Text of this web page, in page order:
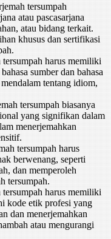
tersumpah
atau pascasarjana
atau bidang terkait.
khusus dan sertifikasi
tersumpah harus memiliki
sumber dan bahasa
tentang idiom,
tersumpah biasanya
yang signifikan dalam
menerjemahkan
tersumpah harus
berwenang, seperti
dan memperoleh
tersumpah.
tersumpah harus memiliki
kode etik profesi yang
dan menerjemahkan
atau mengurangi